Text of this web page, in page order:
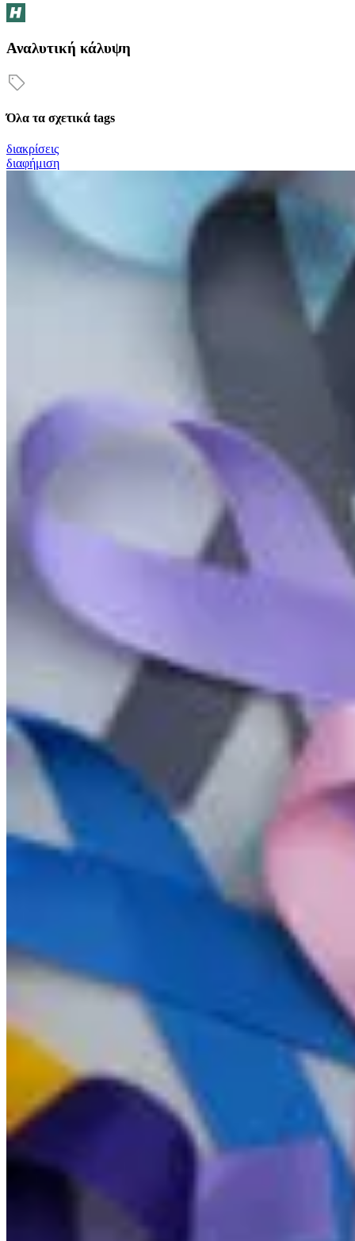
Αναλυτική κάλυψη
Όλα τα σχετικά tags
διακρίσεις
διαφήμιση